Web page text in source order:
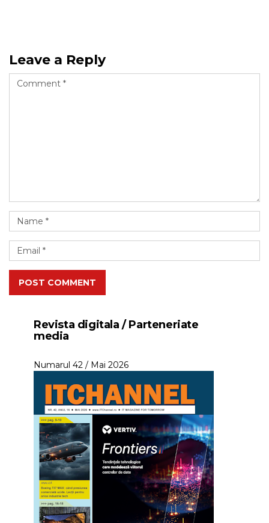
Leave a Reply
POST COMMENT
Revista digitala / Parteneriate
media
Numarul 42 / Mai 2026